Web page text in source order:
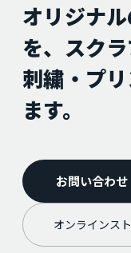
オリジナ
を、スクラ
刺繍・プ
ます。
お問い合わ
オンラインス